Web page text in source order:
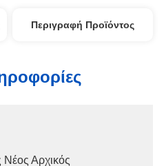
Περιγραφή Προϊόντος
Νέος Αρχικός